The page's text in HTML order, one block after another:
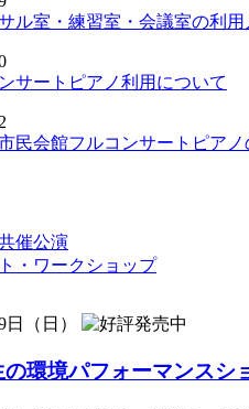
ル室・練習室・会議室の利
サートピアノ利用について
市民会館フルコンサートピア
催公演
・ワークショップ
日（日）
の環境パフォーマンスシ